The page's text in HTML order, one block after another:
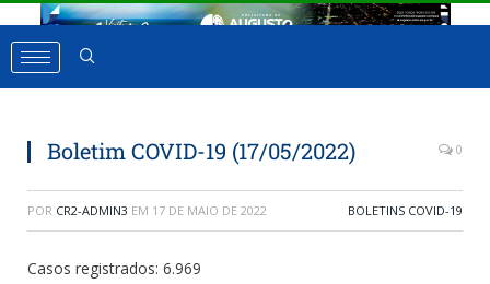
Boletim COVID-19 (17/05/2022) 0
POR CR2-ADMIN3 EM 17 DE MAIO DE 2022 BOLETINS COVID-19
Casos registrados: 6.969